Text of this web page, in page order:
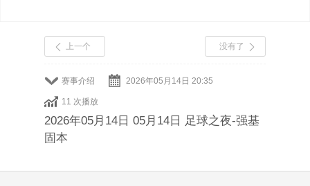
赛事介绍 2026年05月14日 20:35
11 次播放
上一个 没有了
2026年05月14日 05月14日 足球之夜-强基
固本